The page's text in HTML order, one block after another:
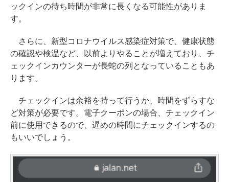
ックインの待ち時間が非常に長くなる可能性がありま
す。
さらに、新型コロナウイルス感染症対策で、健康状態
の確認や検温など、以前よりやることが増えており、チ
ェックインカウンターが長蛇の列となっていることもあ
ります。
チェックインは余裕を持って行うか、時間をずらすな
ど対策が必要です。電子クーポンの場合、チェックイン
前に使用できるので、遅めの時間にチェックインするの
もいいでしょう。